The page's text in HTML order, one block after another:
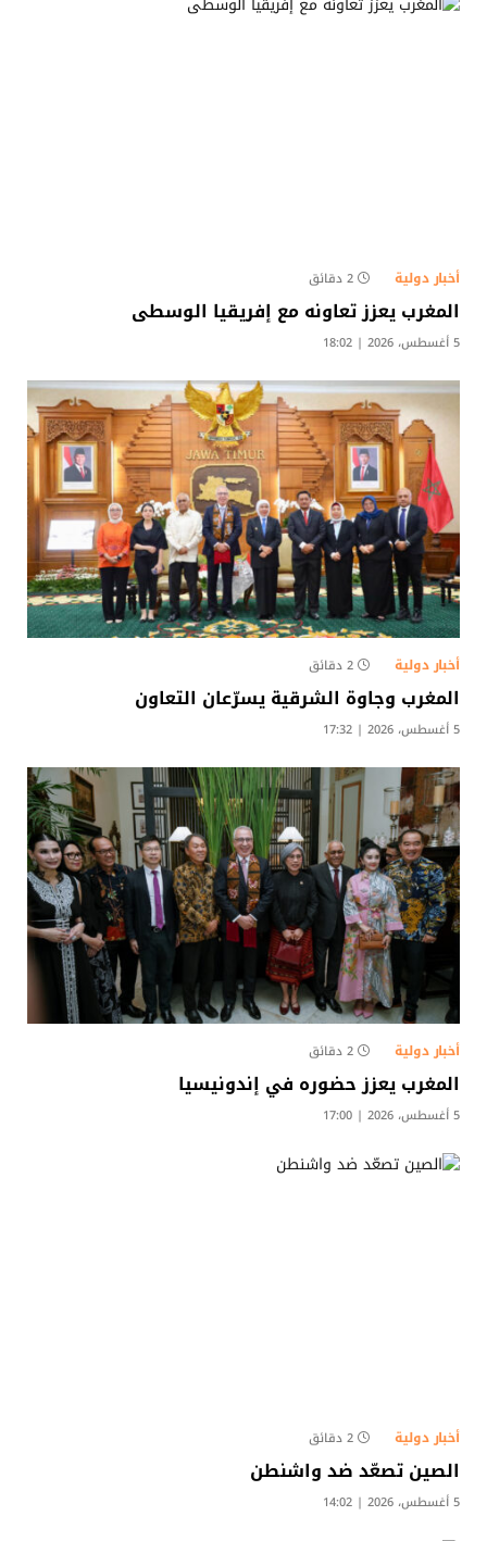
أخبار دولية 2 دقائق
المغرب يعزز تعاونه مع إفريقيا الوسطى
5 أغسطس، 2026 | 18:02
أخبار دولية 2 دقائق
المغرب وجاوة الشرقية يسرّعان التعاون
5 أغسطس، 2026 | 17:32
أخبار دولية 2 دقائق
المغرب يعزز حضوره في إندونيسيا
5 أغسطس، 2026 | 17:00
أخبار دولية 2 دقائق
الصين تصعّد ضد واشنطن
5 أغسطس، 2026 | 14:02